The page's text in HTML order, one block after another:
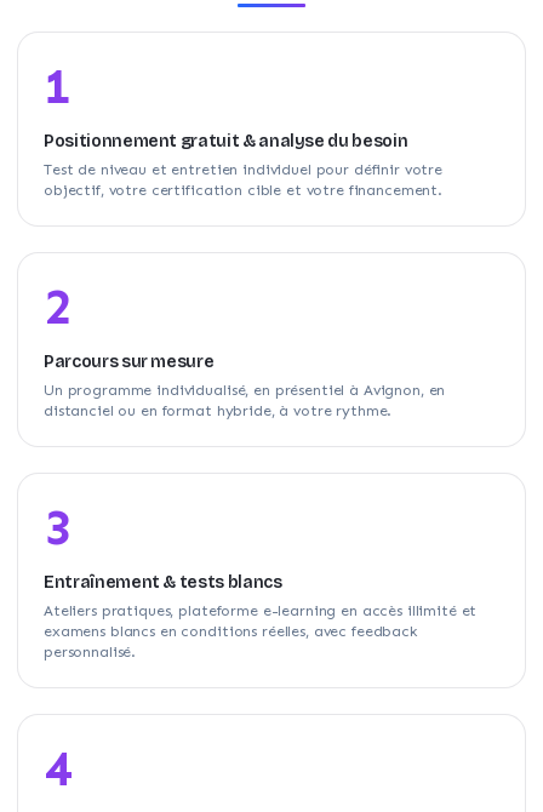
1
Positionnement gratuit & analyse du besoin
Test de niveau et entretien individuel pour définir votre
objectif, votre certification cible et votre financement.
2
Parcours sur mesure
Un programme individualisé, en présentiel à Avignon, en
distanciel ou en format hybride, à votre rythme.
3
Entraînement & tests blancs
Ateliers pratiques, plateforme e-learning en accès illimité et
examens blancs en conditions réelles, avec feedback
personnalisé.
4